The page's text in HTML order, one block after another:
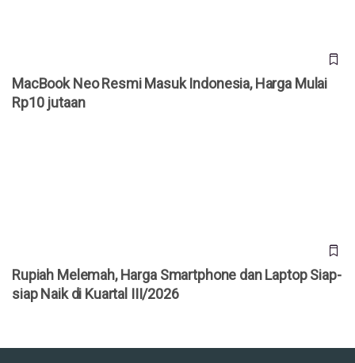
MacBook Neo Resmi Masuk Indonesia, Harga Mulai
Rp10 jutaan
Rupiah Melemah, Harga Smartphone dan Laptop Siap-
siap Naik di Kuartal III/2026